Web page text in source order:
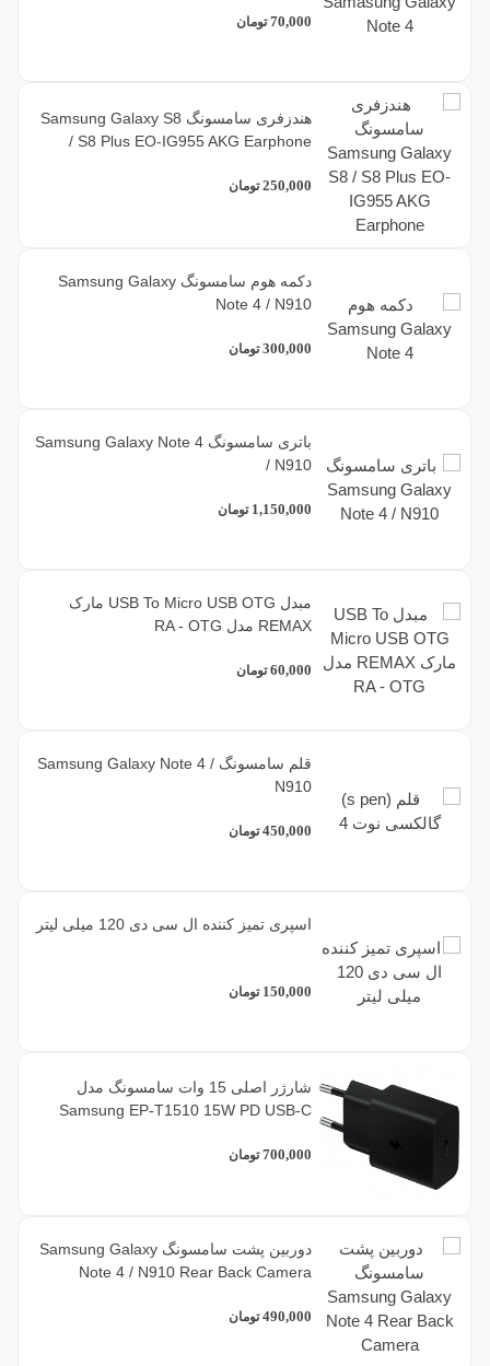
70,000 تومان
هندزفری سامسونگ Samsung Galaxy S8
/ S8 Plus EO-IG955 AKG Earphone
250,000 تومان
دکمه هوم سامسونگ Samsung Galaxy
Note 4 / N910
300,000 تومان
باتری سامسونگ Samsung Galaxy Note 4
/ N910
1,150,000 تومان
مبدل USB To Micro USB OTG مارک
REMAX مدل RA - OTG
60,000 تومان
قلم سامسونگ Samsung Galaxy Note 4 /
N910
450,000 تومان
اسپری تمیز کننده ال سی دی 120 میلی لیتر
150,000 تومان
شارژر اصلی 15 وات سامسونگ مدل
Samsung EP-T1510 15W PD USB-C
700,000 تومان
دوربین پشت سامسونگ Samsung Galaxy
Note 4 / N910 Rear Back Camera
490,000 تومان